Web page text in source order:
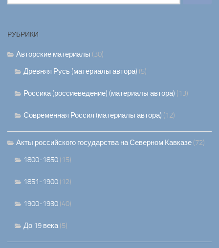
РУБРИКИ
Авторские материалы (30)
Древняя Русь (материалы автора) (5)
Россика (россиеведение) (материалы автора) (13)
Современная Россия (материалы автора) (12)
Акты российского государства на Северном Кавказе (72)
1800-1850 (15)
1851-1900 (12)
1900-1930 (40)
До 19 века(5)